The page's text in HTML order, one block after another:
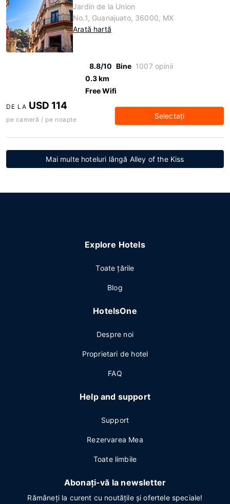
Jardin de la Union
No.1, Guanajuato, 36000, MX
Arată hartă
8.8/10 Bine 1007 opinii
0.3 km
Free Wifi
DE LA USD 114
pe cameră / pe noapte Selectaţi
Mai multe hoteluri lângă Alley of the Kiss
Explore Hotels
Toate ţările
Blog
HotelsOne
Despre noi
Proprietari de hotel
FAQ
Help and support
Support
Rezervarea Mea
Toate limbile
Abonați-vă la newsletter
Rămâneți la curent cu noutățile și ofertele speciale!